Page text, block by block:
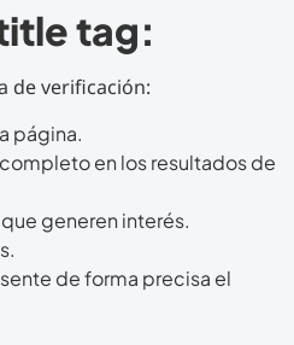
tag:
de verificación:
página.
en los resultados de
generen interés.
de forma precisa el